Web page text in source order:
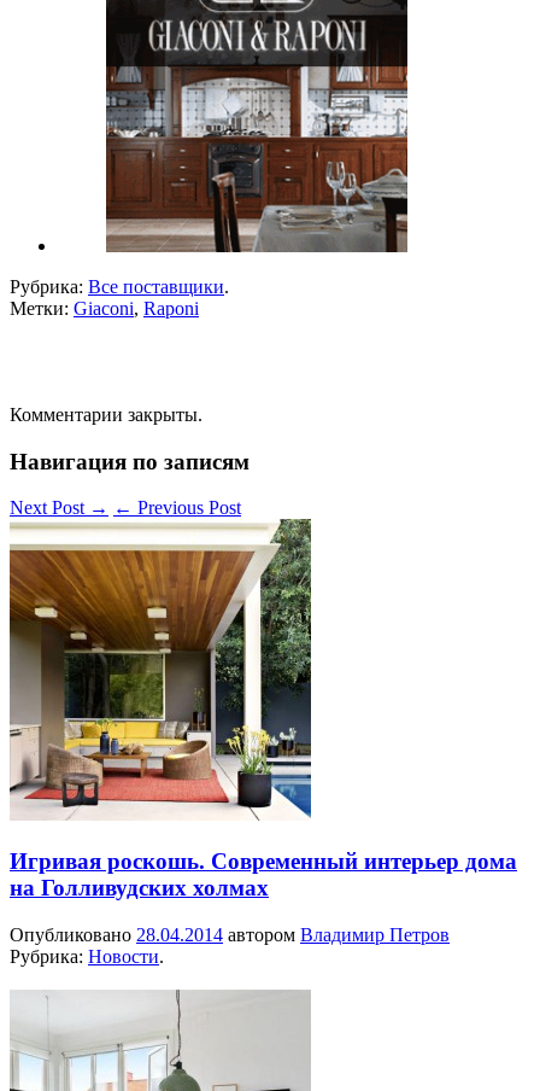
Рубрика: Все поставщики.
Метки: Giaconi, Raponi
Комментарии закрыты.
Навигация по записям
Next Post → ← Previous Post
Игривая роскошь. Современный интерьер дома
на Голливудских холмах
Опубликовано 28.04.2014 автором Владимир Петров
Рубрика: Новости.